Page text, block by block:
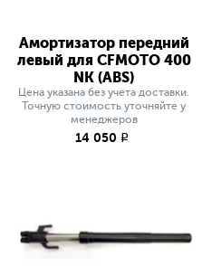
Амортизатор передний
левый для CFMOTO 400
NK (ABS)
Цена указана без учета доставки.
Точную стоимость уточняйте у
менеджеров
14 050 q